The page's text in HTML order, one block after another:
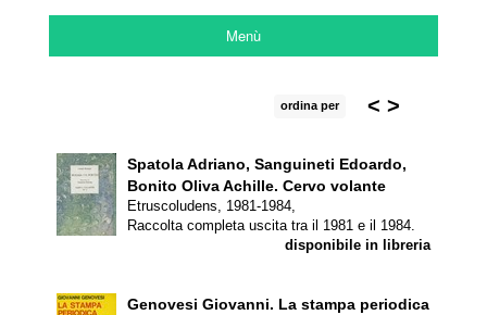
Menù
< >
ordina per
Spatola Adriano, Sanguineti Edoardo,
Bonito Oliva Achille. Cervo volante
Etruscoludens, 1981-1984,
Raccolta completa uscita tra il 1981 e il 1984.
disponibile in libreria
Genovesi Giovanni. La stampa periodica